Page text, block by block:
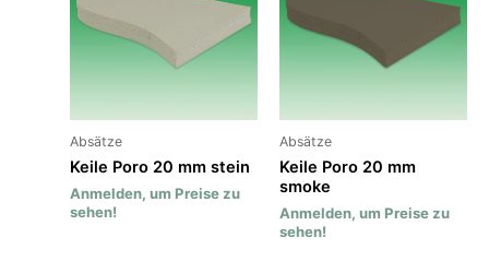
Absätze
Keile Poro 20 mm stein
Anmelden, um Preise zu
sehen!
Absätze
Keile Poro 20 mm
smoke
Anmelden, um Preise zu
sehen!